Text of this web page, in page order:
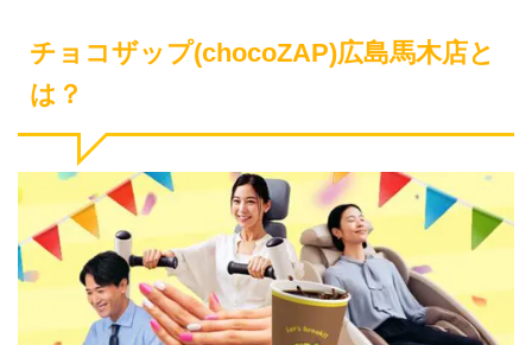
チョコザップ(chocoZAP)広島馬木店と
は？